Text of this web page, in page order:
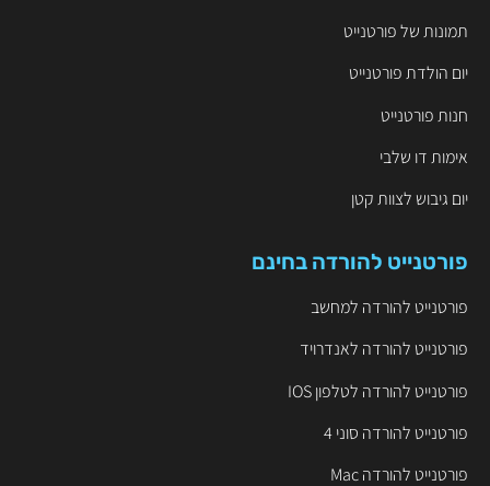
תמונות של פורטנייט
יום הולדת פורטנייט
חנות פורטנייט
אימות דו שלבי
יום גיבוש לצוות קטן
פורטנייט להורדה בחינם
פורטנייט להורדה למחשב
פורטנייט להורדה לאנדרויד
פורטנייט להורדה לטלפון IOS
פורטנייט להורדה סוני 4
פורטנייט להורדה Mac